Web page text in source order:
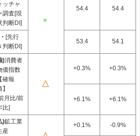
ッチャ
調査[現
判断DI]
54.4 54.4
[先行
判断DI]
53.4 54.1
)消費者
価指数
【確報
月比/前
比]
+0.3% +0.3%
+6.1% +6.1%
)鉱工業
産
+0.1% -0.9%